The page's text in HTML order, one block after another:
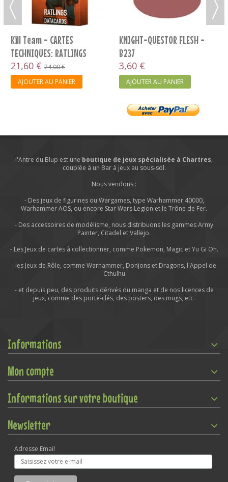
Kill Team - CARTES
TECHNIQUES: RATLINGS
(FRANCAIS)
21,60 € 24,00 €
AJOUTER AU PANIER
KNIGHT-QUESTOR FLESH -
B237
3,60 €
AJOUTER AU PANIER
l'Antre du Blup est une boutique de jeux spécialisée à Chartres,
couplée à un Bar à jeux au sous-sol.
Nous vendons :
- Des jeux de figurines ou Wargames, type Warhammer 40000,
Warhammer AOS, ou encore Star Wars Legion et le Trône de Fer.
- Des accessoires de modélisme, nous distribuons les gammes Army
Painter, Citadel et Vallejo.
- Les Jeux de cartes à collectionner, comme Pokemon, Magic et Yu Gi Oh.
- les Jeux de Rôle, comme Warhammer, Donjons et Dragons, l'Appel de
Cthulhu
- et depuis peu, des produits dérivés du manga et de nos licences de
jeux, comme des porte-clés, des posters, des mugs, etc.
Informations
Mon compte
Informations sur votre boutique
Newsletter
Adresse Email